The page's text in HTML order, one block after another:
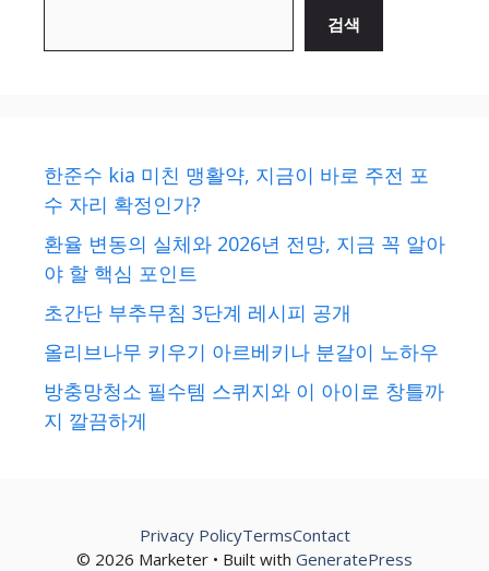
검색
한준수 kia 미친 맹활약, 지금이 바로 주전 포
수 자리 확정인가?
환율 변동의 실체와 2026년 전망, 지금 꼭 알아
야 할 핵심 포인트
초간단 부추무침 3단계 레시피 공개
올리브나무 키우기 아르베키나 분갈이 노하우
방충망청소 필수템 스퀴지와 이 아이로 창틀까
지 깔끔하게
© 2026 Marketer • Built with GeneratePress
Privacy PolicyTermsContact